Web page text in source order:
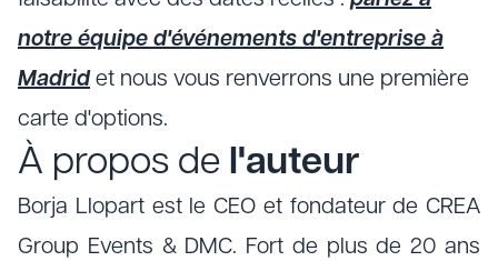
notre équipe d'événements d'entreprise à
Madrid et nous vous renverrons une première
carte d'options.
À propos de l'auteur
Borja Llopart est le CEO et fondateur de CREA
Group Events & DMC. Fort de plus de 20 ans